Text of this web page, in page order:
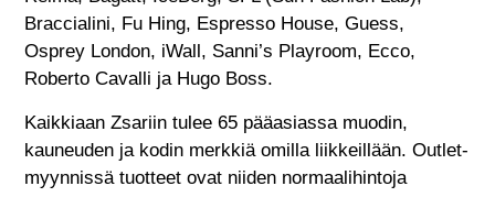
Braccialini, Fu Hing, Espresso House, Guess,
Osprey London, iWall, Sanni’s Playroom, Ecco,
Roberto Cavalli ja Hugo Boss.
Kaikkiaan Zsariin tulee 65 pääasiassa muodin,
kauneuden ja kodin merkkiä omilla liikkeillään. Outlet-
myynnissä tuotteet ovat niiden normaalihintoja